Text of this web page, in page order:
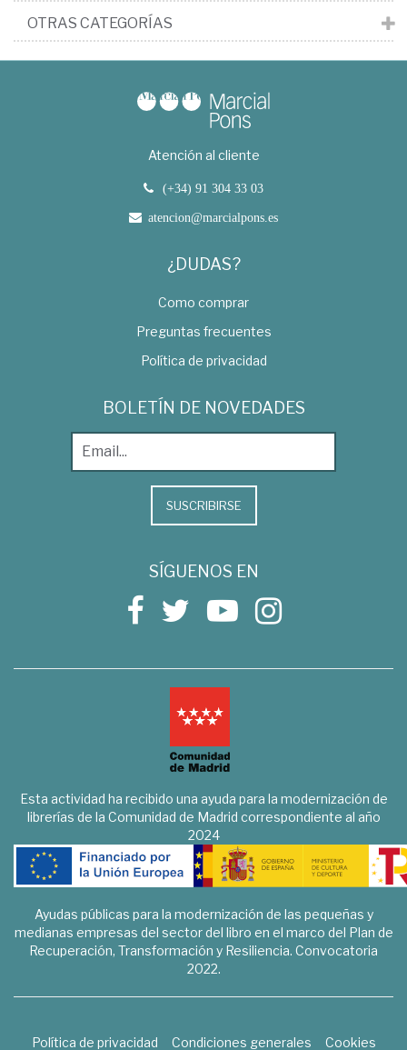
OTRAS CATEGORÍAS
Atención al cliente
(+34) 91 304 33 03
atencion@marcialpons.es
¿DUDAS?
Como comprar
Preguntas frecuentes
Política de privacidad
BOLETÍN DE NOVEDADES
SUSCRIBIRSE
SÍGUENOS EN
Esta actividad ha recibido una ayuda para la modernización de
librerías de la Comunidad de Madrid correspondiente al año
2024
Ayudas públicas para la modernización de las pequeñas y
medianas empresas del sector del libro en el marco del Plan de
Recuperación, Transformación y Resiliencia. Convocatoria
2022.
Política de privacidad Condiciones generales
Cookies